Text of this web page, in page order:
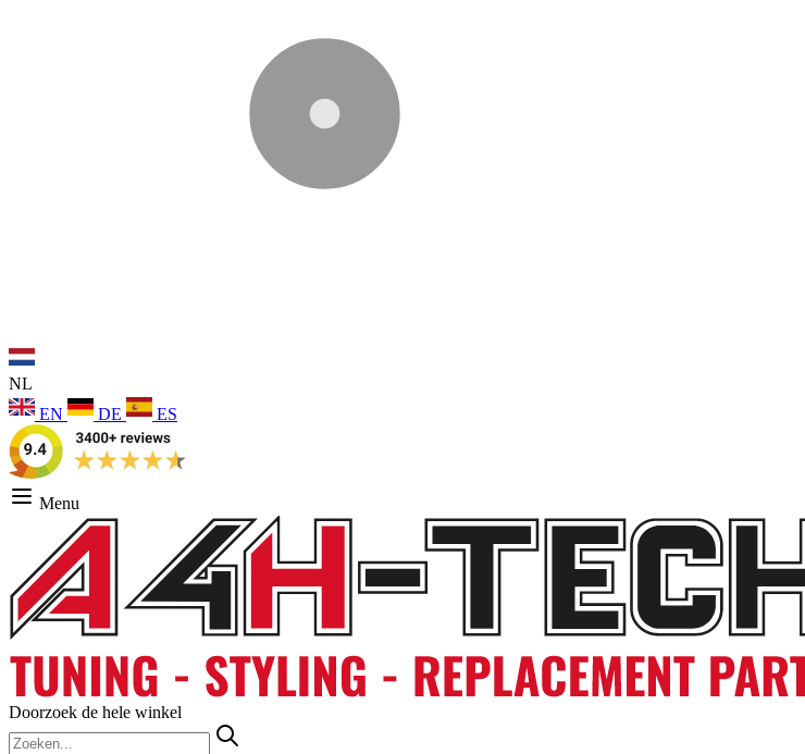
NL
EN
DE ES
Menu
Doorzoek de hele winkel